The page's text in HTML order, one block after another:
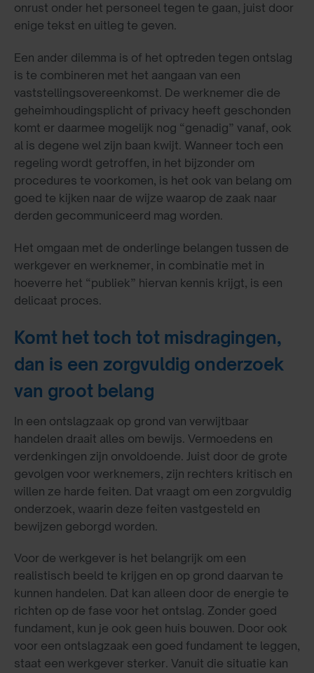
onrust onder het personeel tegen te gaan, juist door
enige tekst en uitleg te geven.
Een ander dilemma is of het optreden tegen ontslag
is te combineren met het aangaan van een
vaststellingsovereenkomst. De werknemer die de
geheimhoudingsplicht of privacy heeft geschonden
komt er daarmee mogelijk nog “genadig” vanaf, ook
al is degene wel zijn baan kwijt. Wanneer toch een
regeling wordt getroffen, in het bijzonder om
procedures te voorkomen, is het ook van belang om
goed te kijken naar de wijze waarop de zaak naar
derden gecommuniceerd mag worden.
Het omgaan met de onderlinge belangen tussen de
werkgever en werknemer, in combinatie met in
hoeverre het “publiek” hiervan kennis krijgt, is een
delicaat proces.
Komt het toch tot misdragingen,
dan is een zorgvuldig onderzoek
van groot belang
In een ontslagzaak op grond van verwijtbaar
handelen draait alles om bewijs. Vermoedens en
verdenkingen zijn onvoldoende. Juist door de grote
gevolgen voor werknemers, zijn rechters kritisch en
willen ze harde feiten. Dat vraagt om een zorgvuldig
onderzoek, waarin deze feiten vastgesteld en
bewijzen geborgd worden.
Voor de werkgever is het belangrijk om een
realistisch beeld te krijgen en op grond daarvan te
kunnen handelen. Dat kan alleen door de energie te
richten op de fase voor het ontslag. Zonder goed
fundament, kun je ook geen huis bouwen. Door ook
voor een ontslagzaak een goed fundament te leggen,
staat een werkgever sterker. Vanuit die situatie kan